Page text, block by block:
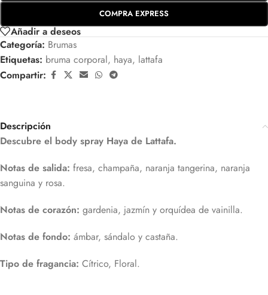
COMPRA EXPRESS
Añadir a deseos
Categoría: Brumas
Etiquetas: bruma corporal, haya, lattafa
Compartir:
Descripción
Descubre el body spray Haya de Lattafa.
Notas de salida: fresa, champaña, naranja tangerina, naranja
sanguina y rosa.
Notas de corazón: gardenia, jazmín y orquídea de vainilla.
Notas de fondo: ámbar, sándalo y castaña.
Tipo de fragancia: Cítrico, Floral.